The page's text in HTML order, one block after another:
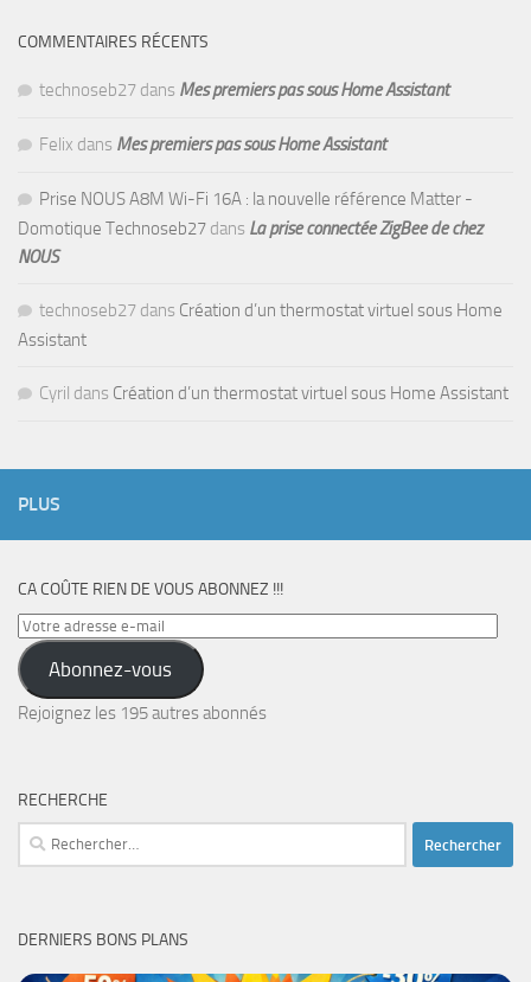
COMMENTAIRES RÉCENTS
technoseb27 dans Mes premiers pas sous Home Assistant
Felix dans Mes premiers pas sous Home Assistant
Prise NOUS A8M Wi-Fi 16A : la nouvelle référence Matter -
Domotique Technoseb27 dans La prise connectée ZigBee de chez
NOUS
technoseb27 dans Création d’un thermostat virtuel sous Home
Assistant
Cyril dans Création d’un thermostat virtuel sous Home Assistant
PLUS
CA COÛTE RIEN DE VOUS ABONNEZ !!!
Votre
adresse
e-
mail
Abonnez-vous
Rejoignez les 195 autres abonnés
RECHERCHE
Rechercher :
DERNIERS BONS PLANS